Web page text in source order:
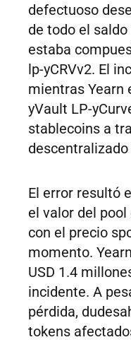
defectuoso
de todo el
estaba
lp-yCRVv2. El
mientras Yearn
yVault LP-
stablecoins a
descentralizado
El error resultó
el valor del
con el precio
momento.
USD 1.4
incidente. A
pérdida,
tokens